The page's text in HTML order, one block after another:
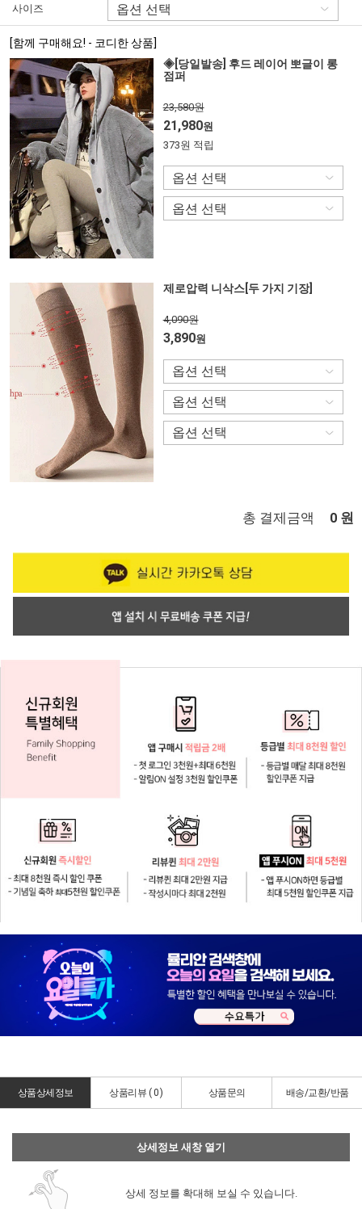
사이즈
[함께 구매해요! - 코디한 상품]
◈[당일발송] 후드 레이어 뽀글이 롱
점퍼
23,580원
21,980원
373원 적립
제로압력 니삭스[두 가지 기장]
4,090원
3,890원
총 결제금액 0 원
상품상세정보 상품리뷰 ( 0) 상품문의 배송/교환/반품
상세정보 새창 열기
상세 정보를 확대해 보실 수 있습니다.